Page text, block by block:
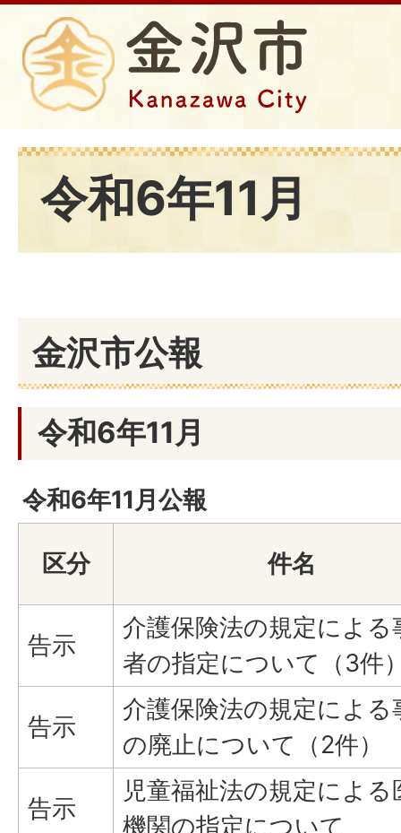
令和6年11月
金沢市公報
令和6年11月
令和6年11月公報
区分 件名
告示
介護保険法の規定による
者の指定について（3件
告示
介護保険法の規定による
の廃止について（2件）
告示
児童福祉法の規定による
機関の指定について